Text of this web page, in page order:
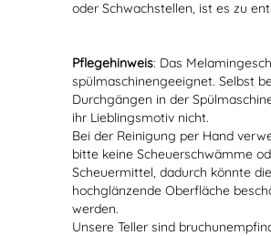
oder Schwachstellen, ist es zu
Pflegehinweis: Das
spülmaschinengeeignet. Selbst
Durchgängen in der
ihr Lieblingsmotiv nicht.
Bei der Reinigung per Hand
bitte keine Scheuerschwämme
Scheuermittel, dadurch könnte die
hochglänzende Oberfläche
werden.
Unsere Teller sind